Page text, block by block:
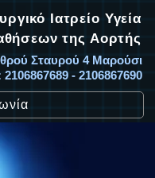
Ιατρείο Υγεία
της Αορτής
Σταυρού 4 Μαρούσι
2106867689 - 2106867690